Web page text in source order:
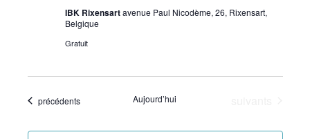
IBK Rixensartavenue Paul Nicodème, 26, Rixensart,
Belgique
Gratuit
Évènements
précédents Aujourd’hui